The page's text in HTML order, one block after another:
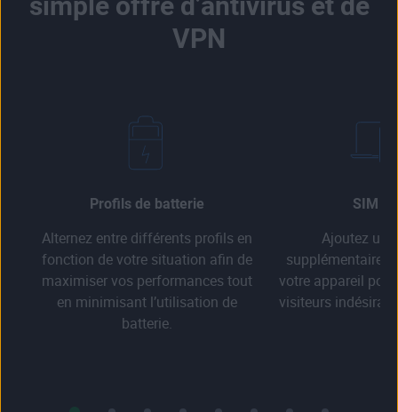
VPN
Profils de batterie
Alternez entre différents profils en
fonction de votre situation afin de
maximiser vos performances tout
en minimisant l’utilisation de
batterie.
SIM
Ajoutez
supplémentaire
votre appareil
visiteurs